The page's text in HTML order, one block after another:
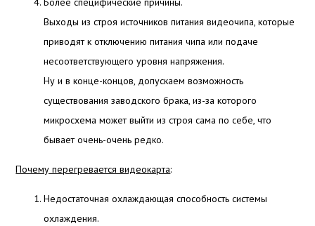
Выходы из строя источников питания видеочипа, которые
приводят к отключению питания чипа или подаче
несоответствующего уровня напряжения.
Ну и в конце-концов, допускаем возможность
существования заводского брака, из-за которого
микросхема может выйти из строя сама по себе, что
бывает очень-очень редко.
Почему перегревается видеокарта:
Недостаточная охлаждающая способность системы
охлаждения.